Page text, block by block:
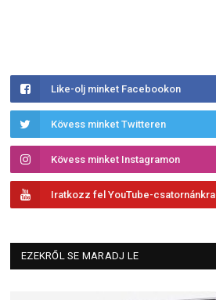
Like-olj minket Facebookon
Kövess minket Twitteren
Kövess minket Instagramon
Iratkozz fel YouTube-csatornánkra
EZEKRŐL SE MARADJ LE